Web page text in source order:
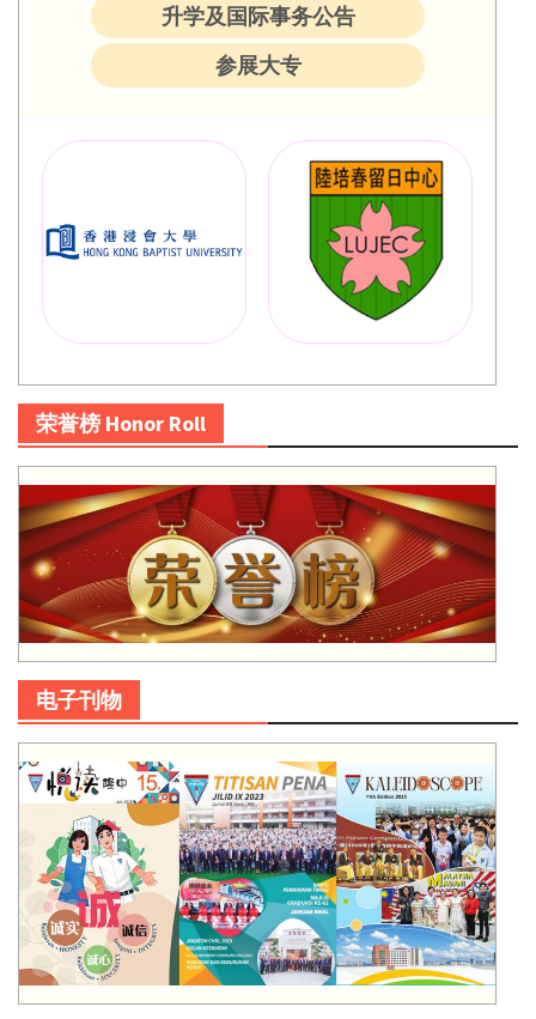
升学及国际事务公告
参展大专
荣誉榜 Honor Roll
电子刊物